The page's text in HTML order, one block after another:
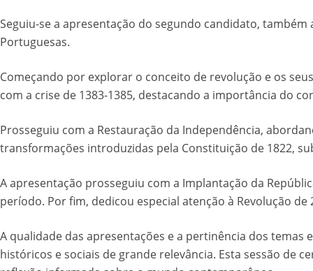
Seguiu-se a apresentação do segundo candidato,
Portuguesas.
Começando por explorar o conceito de revolução e os
com a crise de 1383-1385, destacando a importância do
Prosseguiu com a Restauração da Independência,
transformações introduzidas pela Constituição de 1822,
A apresentação prosseguiu com a Implantação da
período. Por fim, dedicou especial atenção à Revolução
A qualidade das apresentações e a pertinência dos
históricos e sociais de grande relevância. Esta sessão de